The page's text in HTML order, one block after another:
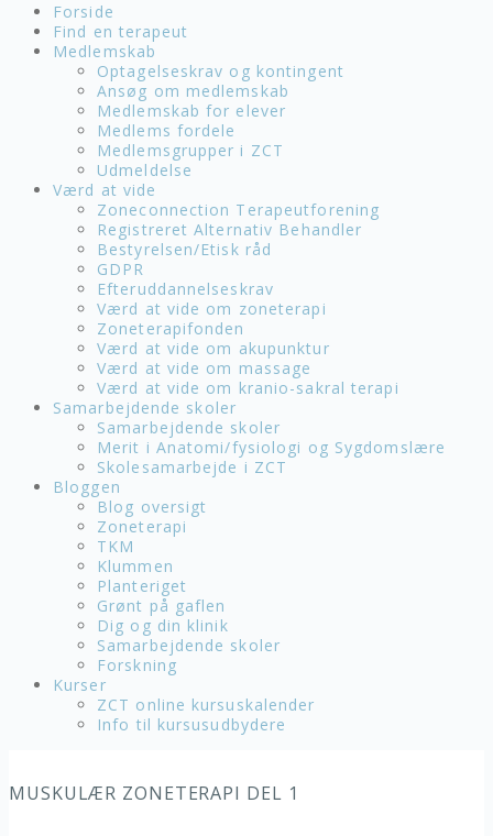
Forside
Find en terapeut
Medlemskab
Optagelseskrav og kontingent
Ansøg om medlemskab
Medlemskab for elever
Medlems fordele
Medlemsgrupper i ZCT
Udmeldelse
Værd at vide
Zoneconnection Terapeutforening
Registreret Alternativ Behandler
Bestyrelsen/Etisk råd
GDPR
Efteruddannelseskrav
Værd at vide om zoneterapi
Zoneterapifonden
Værd at vide om akupunktur
Værd at vide om massage
Værd at vide om kranio-sakral terapi
Samarbejdende skoler
Samarbejdende skoler
Merit i Anatomi/fysiologi og Sygdomslære
Skolesamarbejde i ZCT
Bloggen
Blog oversigt
Zoneterapi
TKM
Klummen
Planteriget
Grønt på gaflen
Dig og din klinik
Samarbejdende skoler
Forskning
Kurser
ZCT online kursuskalender
Info til kursusudbydere
MUSKULÆR ZONETERAPI DEL 1